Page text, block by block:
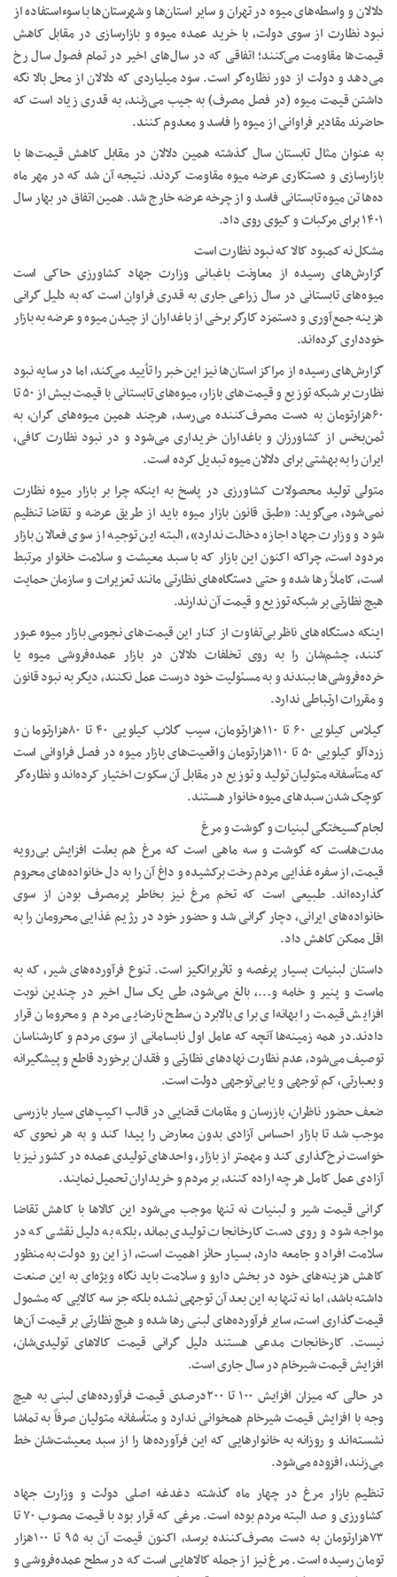
دلالان و واسطه‌های میوه در تهران و سایر استان‌ها و شهرستان‌ها با سوءاستفاده از
نبود نظارت از سوی دولت، با خرید عمده میوه و بازار‌سازی در مقابل کاهش
قیمت‌ها مقاومت می‌کنند؛ اتفاقی که در سال‌های اخیر در تمام فصول سال رخ
می‌دهد و دولت از دور نظاره‌گر است. سود میلیاردی که دلالان از محل بالا نگه
داشتن قیمت میوه (در فصل مصرف) به جیب می‌زنند، به قدری زیاد است که
حاضرند مقادیر فراوانی از میوه را فاسد و معدوم کنند.
به عنوان مثال تابستان سال گذشته همین دلالان در مقابل کاهش قیمت‌ها با
بازار‌سازی و دستکاری عرضه میوه مقاومت کردند. نتیجه آن شد که در مهر ماه
ده‌ها تن میوه تابستانی فاسد و از چرخه عرضه خارج شد. همین اتفاق در بهار سال
۱۴۰۱ برای مرکبات و کیوی روی داد.
مشکل نه کمبود کالا که نبود نظارت است
گزارش‌های رسیده از معاونت باغبانی وزارت جهاد کشاورزی حاکی است
میوه‌های تابستانی در سال زراعی جاری به قدری فراوان است که به دلیل گرانی
هزینه جمع‌آوری و دستمزد کارگر برخی از باغداران از چیدن میوه و عرضه به بازار
خودداری کرده‌اند.
گزارش‌های رسیده از مراکز استان‌ها نیز این خبر را تأیید می‌کند، اما در سایه نبود
نظارت بر شبکه توزیع و قیمت‌های بازار، میوه‌های تابستانی با قیمت بیش از ۵۰ تا
۶۰‌هزار‌تومان به دست مصرف‌کننده می‌رسد، هرچند همین میوه‌های گران، به
ثمن‌بخس از کشاورزان و باغداران خریداری می‌شود و در نبود نظارت کافی،
ایران را به بهشتی برای دلالان میوه تبدیل کرده است.
متولی تولید محصولات کشاورزی در پاسخ به اینکه چرا بر بازار میوه نظارت
نمی‌شود، می‌گوید: «طبق قانون بازار میوه باید از طریق عرضه و تقاضا تنظیم
شود و وزارت جهاد اجازه دخالت ندارد»، البته این توجیه از سوی فعالان بازار
مردود است، چراکه اکنون این بازار که با سبد معیشت و سلامت خانوار مرتبط
است، کاملاً رها شده و حتی دستگاه‌های نظارتی مانند تعزیرات و سازمان حمایت
هیچ نظارتی بر شبکه توزیع و قیمت آن ندارند.
اینکه دستگاه‌های ناظر بی‌تفاوت از کنار این قیمت‌های نجومی بازار میوه عبور
کنند، چشم‌شان را به روی تخلفات دلالان در بازار عمده‌فروشی میوه یا
خرده‌فروشی‌ها ببندند و به مسئولیت خود درست عمل نکنند، دیگر به نبود قانون
و مقررات ارتباطی ندارد.
گیلاس کیلویی ۶۰ تا ۱۱۰‌هزارتومان، سیب گلاب کیلویی ۴۰ تا ۸۰‌هزارتومان و
زردآلو کیلویی ۵۰ تا ۱۱۰‌هزار‌تومان واقعیت‌های بازار میوه در فصل فراوانی است
که متأسفانه متولیان تولید و توزیع در مقابل آن سکوت اختیار کرده‌اند و نظاره‌گر
کوچک شدن سبد‌های میوه خانوار هستند.
لجام‌گسیختگی لبنیات و گوشت و مرغ
مدت‌هاست که گوشت و سه ماهی است که مرغ هم بعلت افزایش بی‌رویه
قیمت، از سفره غذایی مردم رخت برکشیده و داغ آن را به دل خانواده‌های محروم
گذارده‌اند. طبیعی است که تخم مرغ نیز بخاطر پرمصرف بودن از سوی
خانواده‌های ایرانی، دچار گرانی شد و حضور خود در رژیم غذایی محرومان را به
اقل ممکن کاهش داد.
داستان لبنیات بسیار پرغصه و تاثربرانگیز است. تنوع فرآورده‌های شیر، که به
ماست و پنیر و خامه و…، بالغ می‌شود، طی یک سال اخیر در چندین نوبت
افزایش قیمت را بهانه‌ای برای بالابردن سطح نارضایی مردم و محرومان قرار
دادند.در همه زمینه‌ها آنچه که عامل اول نابسامانی از سوی مردم و کارشناسان
توصیف می‌شود، عدم نظارت نهادهای نظارتی و فقدان برخورد قاطع و پیشگیرانه
و بعبارتی، کم توجهی و یا بی‌توجهی دولت است.
ضعف حضور ناظران، بازرسان و مقامات قضایی در قالب اکیپ‌های سیار بازرسی
موجب شد تا بازار احساس آزادی بدون معارض را پیدا کند و به هر نحوی که
خواست نرخ‌گذاری کند و مهمتر از بازار، واحدهای تولیدی عمده در کشور نیز با
آزادی عمل کامل هر چه اراده کنند، بر مردم و خریداران تحمیل نمایند.
گرانی قیمت شیر و لبنیات نه تنها موجب می‌شود این کالا‌ها با کاهش تقاضا
مواجه شود و روی دست کارخانجات تولیدی بماند، بلکه به دلیل نقشی که در
سلامت افراد و جامعه دارد، بسیار حائز اهمیت است، از این رو دولت به منظور
کاهش هزینه‌های خود در بخش دارو و سلامت باید نگاه ویژه‌ای به این صنعت
داشته باشد، اما نه تنها به این بعد آن توجهی نشده بلکه جز سه کالایی که مشمول
قیمت‌گذاری است، سایر فرآورده‌های لبنی رها شده و هیچ نظارتی بر قیمت آن‌ها
نیست. کارخانجات مدعی هستند دلیل گرانی قیمت کالا‌های تولیدی‌شان،
افزایش قیمت شیرخام در سال جاری است.
در حالی که میزان افزایش ۱۰۰ تا ۲۰۰‌درصدی قیمت فرآورده‌های لبنی به هیچ
وجه با افزایش قیمت شیرخام همخوانی ندارد و متأسفانه متولیان صرفاً به تماشا
نشسته‌اند و روزانه به خانوار‌هایی که این فرآورده‌ها را از سبد معیشت‌شان خط
می‌زنند، افزوده می‌شود.
تنظیم بازار مرغ در چهار ماه گذشته دغدغه اصلی دولت و وزارت جهاد
کشاورزی و صد البته مردم بوده است. مرغی که قرار بود با قیمت مصوب ۷۰ تا
۷۳‌هزار‌تومان به دست مصرف‌کننده برسد، اکنون قیمت آن به ۹۵ تا ۱۰۰‌هزار
تومان رسیده است. مرغ نیز از جمله کالا‌هایی است که در سطح عمده‌فروشی و